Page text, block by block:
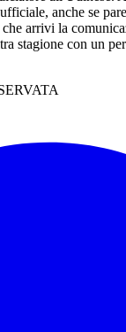
anche se
arrivi la
stagione con un